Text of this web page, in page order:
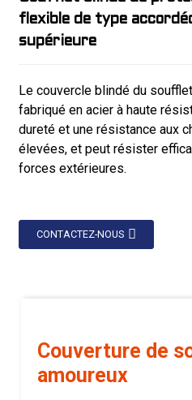
flexible de type
supérieure
Le couvercle blindé du
fabriqué en acier à haute
dureté et une résistance aux
élevées, et peut résister
forces extérieures.
CONTACTEZ-NOUS
Couverture de
amoureux